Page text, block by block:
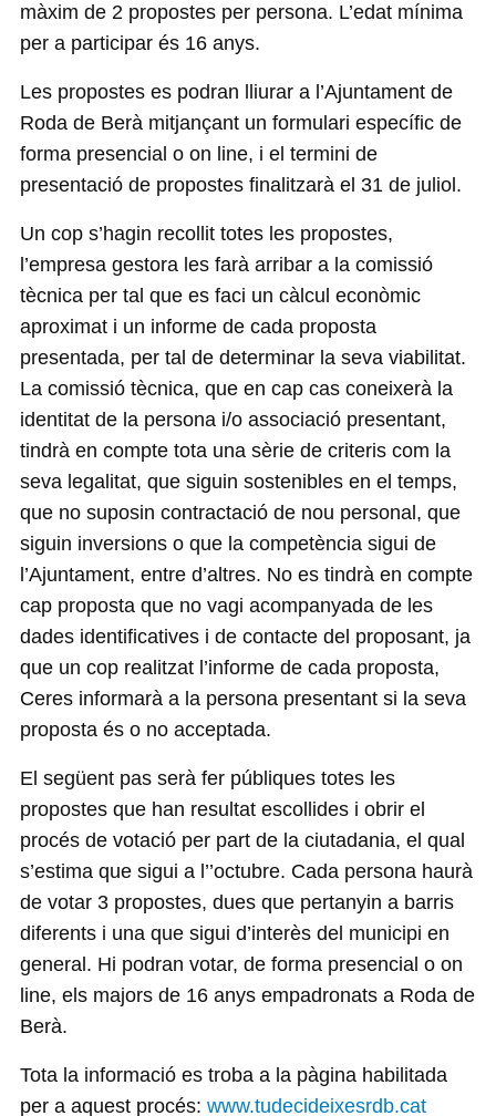
màxim de 2 propostes per persona. L’edat mínima
per a participar és 16 anys.
Les propostes es podran lliurar a l’Ajuntament de
Roda de Berà mitjançant un formulari específic de
forma presencial o on line, i el termini de
presentació de propostes finalitzarà el 31 de juliol.
Un cop s’hagin recollit totes les propostes,
l’empresa gestora les farà arribar a la comissió
tècnica per tal que es faci un càlcul econòmic
aproximat i un informe de cada proposta
presentada, per tal de determinar la seva viabilitat.
La comissió tècnica, que en cap cas coneixerà la
identitat de la persona i/o associació presentant,
tindrà en compte tota una sèrie de criteris com la
seva legalitat, que siguin sostenibles en el temps,
que no suposin contractació de nou personal, que
siguin inversions o que la competència sigui de
l’Ajuntament, entre d’altres. No es tindrà en compte
cap proposta que no vagi acompanyada de les
dades identificatives i de contacte del proposant, ja
que un cop realitzat l’informe de cada proposta,
Ceres informarà a la persona presentant si la seva
proposta és o no acceptada.
El següent pas serà fer públiques totes les
propostes que han resultat escollides i obrir el
procés de votació per part de la ciutadania, el qual
s’estima que sigui a l’’octubre. Cada persona haurà
de votar 3 propostes, dues que pertanyin a barris
diferents i una que sigui d’interès del municipi en
general. Hi podran votar, de forma presencial o on
line, els majors de 16 anys empadronats a Roda de
Berà.
Tota la informació es troba a la pàgina habilitada
per a aquest procés: www.tudecideixesrdb.cat